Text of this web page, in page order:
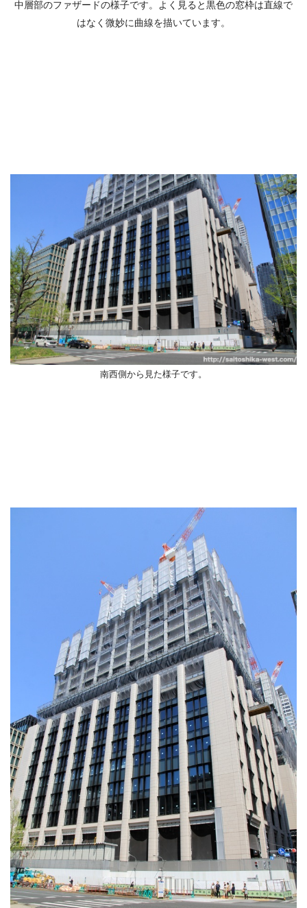
中層部のファザードの様子です。よく見ると黒色の窓枠は直線で
はなく微妙に曲線を描いています。
南西側から見た様子です。